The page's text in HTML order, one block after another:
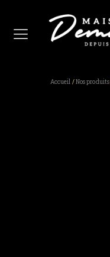
Accueil /Nos produits